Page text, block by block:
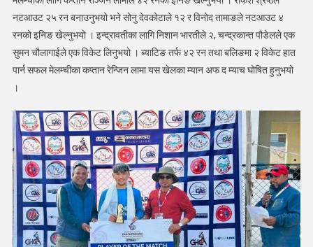
नटआउट २५ रन बनाउनुभयो भने सोनु देवकोटाले १२ र विनोद तामाङले नटआउट ४
रनको इनिङ खेल्नुभयो । इन्द्रावतीका लागि निशान भारतीले २, चन्द्रकान्त पौडेलले एक
सुमन चौलागाईले एक विकेट लिनुभयो । ब्याटिङ तर्फ ४२ रन तथा बलिङमा २ विकेट हात
पार्न सफल मेलम्चीका कप्तान रेन्जिन लामा यस खेलका म्यान अफ द म्याच घोषित हुनुभयो
।